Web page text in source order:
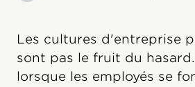
Les cultures d'entreprise
sont pas le fruit du
lorsque les employés se